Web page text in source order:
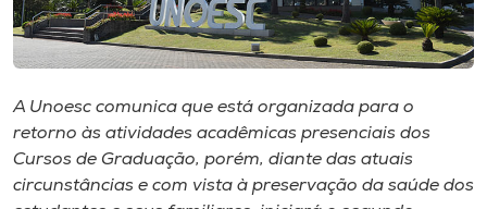
Unoesc
Selecione
A Unoesc comunica que está organizada para o
retorno às atividades acadêmicas presenciais dos
Cursos de Graduação, porém, diante das atuais
circunstâncias e com vista à preservação da saúde dos